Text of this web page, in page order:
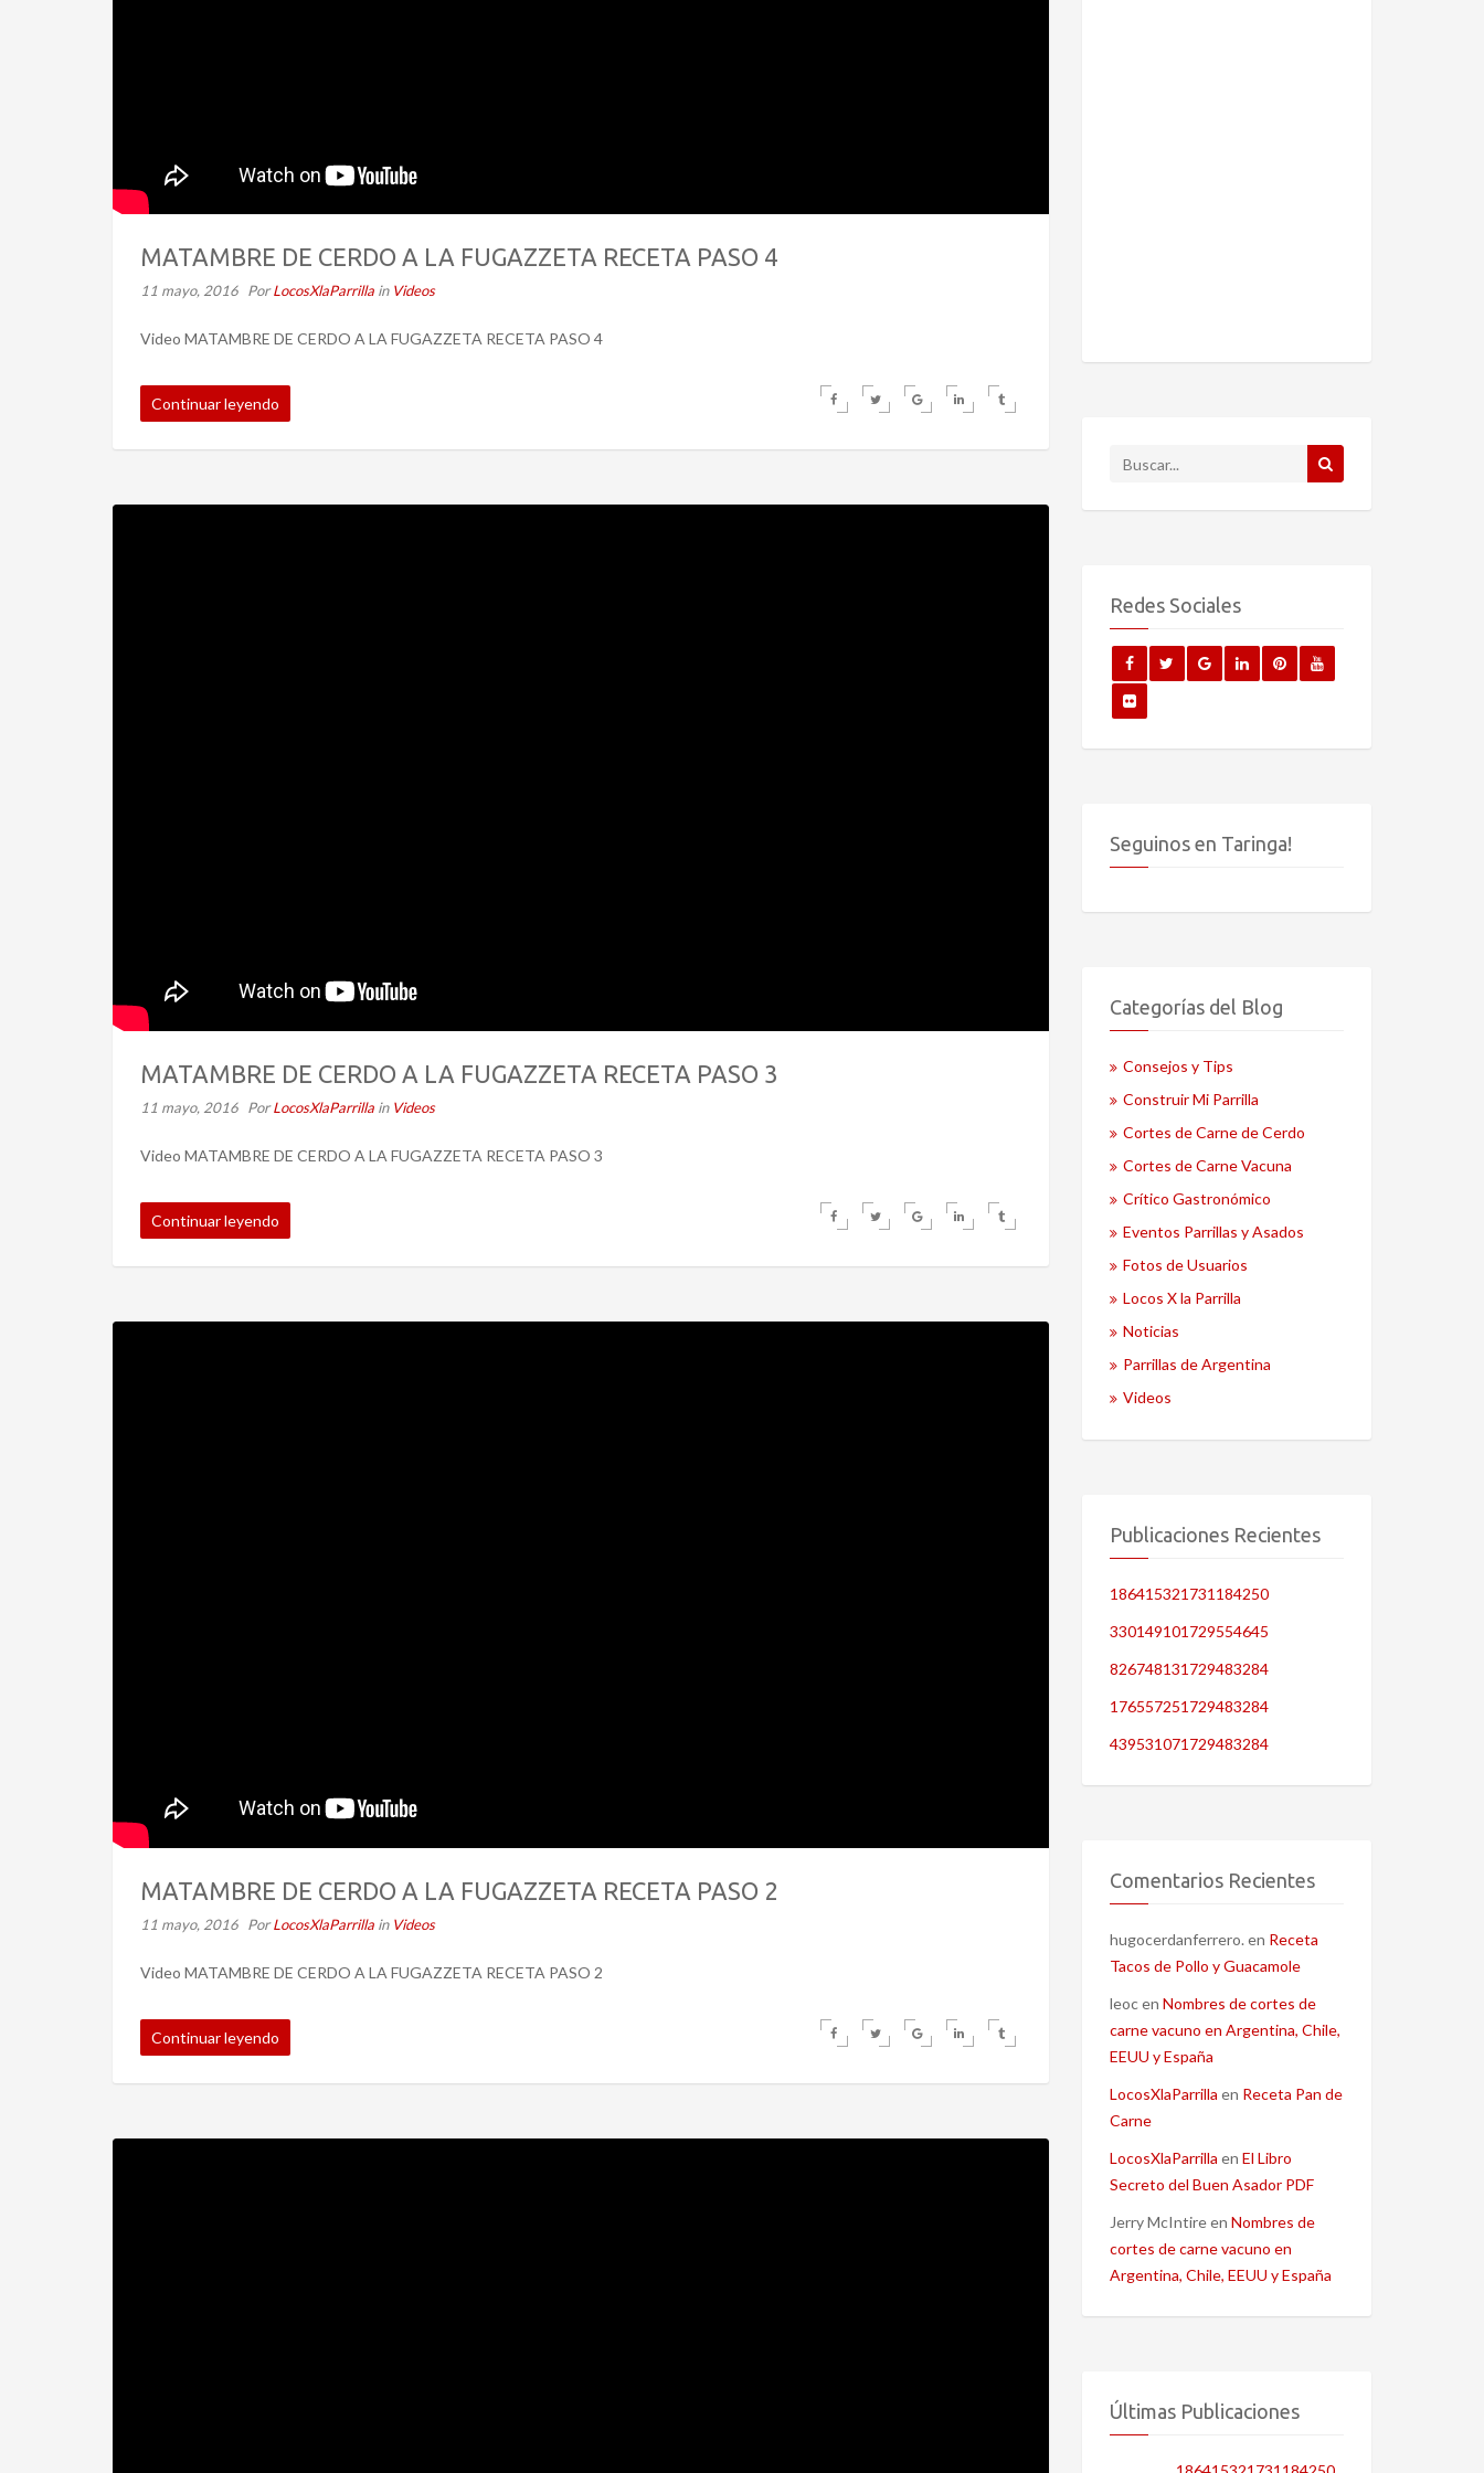
MATAMBRE DE CERDO A LA FUGAZZETA RECETA PASO 4
11 mayo, 2016 PorLocosXlaParrilla in Videos
Video MATAMBRE DE CERDO A LA FUGAZZETA RECETA PASO 4
Continuar leyendo
MATAMBRE DE CERDO A LA FUGAZZETA RECETA PASO 3
11 mayo, 2016 PorLocosXlaParrilla in Videos
Video MATAMBRE DE CERDO A LA FUGAZZETA RECETA PASO 3
Continuar leyendo
MATAMBRE DE CERDO A LA FUGAZZETA RECETA PASO 2
11 mayo, 2016 PorLocosXlaParrilla in Videos
Video MATAMBRE DE CERDO A LA FUGAZZETA RECETA PASO 2
Continuar leyendo
Redes Sociales
Seguinos en Taringa!
Categorías del Blog
Consejos y Tips
Construir Mi Parrilla
Cortes de Carne de Cerdo
Cortes de Carne Vacuna
Crítico Gastronómico
Eventos Parrillas y Asados
Fotos de Usuarios
Locos X la Parrilla
Noticias
Parrillas de Argentina
Videos
Publicaciones Recientes
186415321731184250
330149101729554645
826748131729483284
176557251729483284
439531071729483284
Comentarios Recientes
hugocerdanferrero. en Receta
Tacos de Pollo y Guacamole
leocen Nombres de cortes de
carne vacuno en Argentina, Chile,
EEUU y España
LocosXlaParrilla en Receta Pan de
Carne
LocosXlaParrilla en El Libro
Secreto del Buen Asador PDF
Jerry McIntireen Nombres de
cortes de carne vacuno en
Argentina, Chile, EEUU y España
Últimas Publicaciones